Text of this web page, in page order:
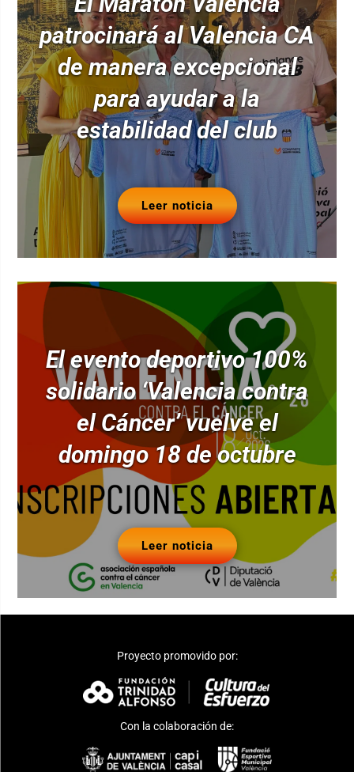
patrocinará al Valencia CA
de manera excepcional
para ayudar a la
estabilidad del club
Leer noticia
El evento deportivo 100%
solidario ‘Valencia contra
el Cáncer’ vuelve el
domingo 18 de octubre
Leer noticia
Proyecto promovido por:
Con la colaboración de: